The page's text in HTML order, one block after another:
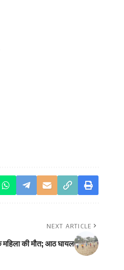
NEXT ARTICLE
की मौत; आठ घायल